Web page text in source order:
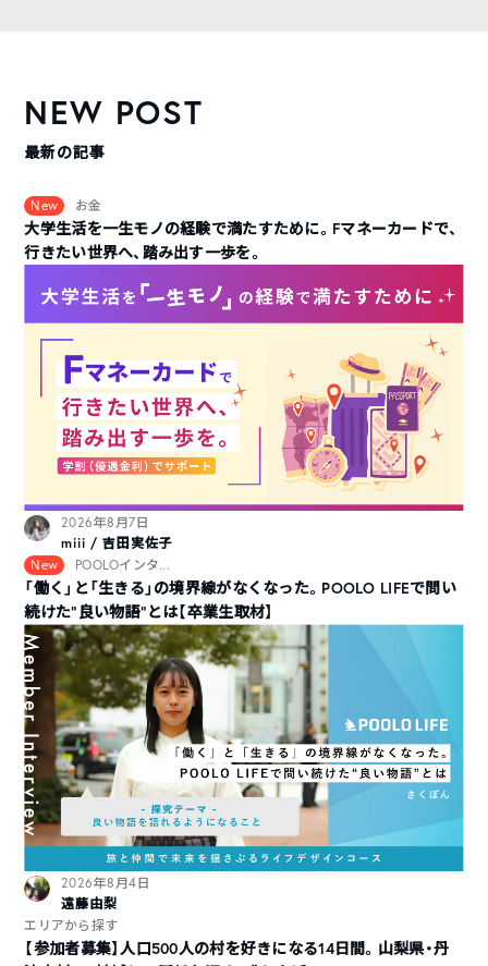
NEW POST
最新の記事
New お金
大学生活を一生モノの経験で満たすために。Fマネーカードで、
行きたい世界へ、踏み出す一歩を。
2026年8月7日
miii / 吉田実佐子
New
POOLOインタ...
「働く」と「生きる」の境界線がなくなった。POOLO LIFEで問い
続けた“良い物語”とは【卒業生取材】
2026年8月4日
遠藤由梨
エリアから探す
【参加者募集】人口500人の村を好きになる14日間。山梨県・丹